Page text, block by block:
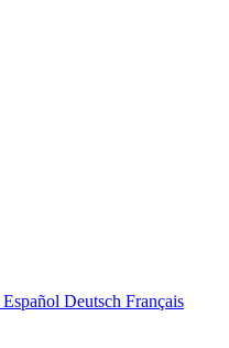
Español Deutsch Français